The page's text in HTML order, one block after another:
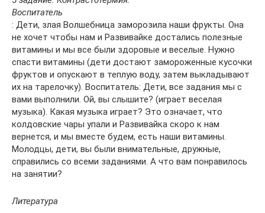
Воспитатель
: Дети, злая Волшебница заморозила наши фрукты. Она
не хочет чтобы нам и Развивайке достались полезные
витамины и мы все были здоровые и веселые. Нужно
спасти витамины (дети достают замороженные кусочки
фруктов и опускают в теплую воду, затем выкладывают
их на тарелочку). Воспитатель: Дети, все задания мы с
вами выполнили. Ой, вы слышите? (играет веселая
музыка). Какая музыка играет? Это означает, что
колдовские чары упали и Развивайка скоро к нам
вернется, и мы вместе будем, есть наши витамины.
Молодцы, дети, вы были внимательные, дружные,
справились со всеми заданиями. А что вам понравилось
на занятии?
Литература